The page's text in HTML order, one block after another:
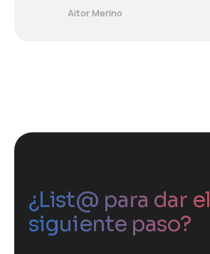
Aitor Merino
¿List@ para dar el
siguiente paso?